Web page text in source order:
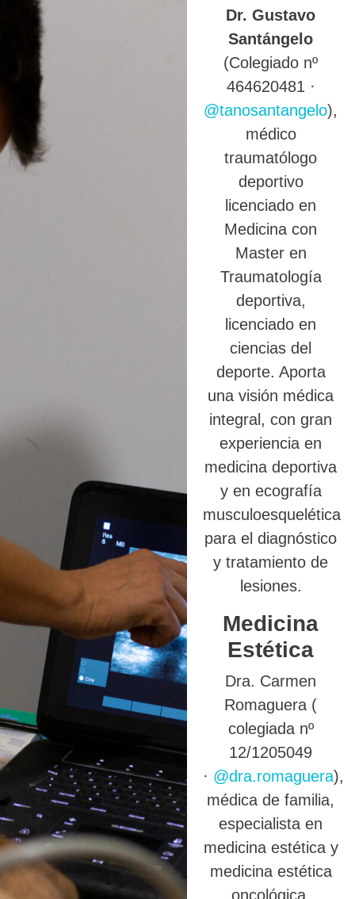
Dr. Gustavo
Santángelo
(Colegiado nº
464620481 ·
@tanosantangelo),
médico
traumatólogo
deportivo
licenciado en
Medicina con
Master en
Traumatología
deportiva,
licenciado en
ciencias del
deporte. Aporta
una visión médica
integral, con gran
experiencia en
medicina deportiva
y en ecografía
musculoesquelética
para el diagnóstico
y tratamiento de
lesiones.
Medicina
Estética
Dra. Carmen
Romaguera (
colegiada nº
12/1205049
· @dra.romaguera),
médica de familia,
especialista en
medicina estética y
medicina estética
oncológica.